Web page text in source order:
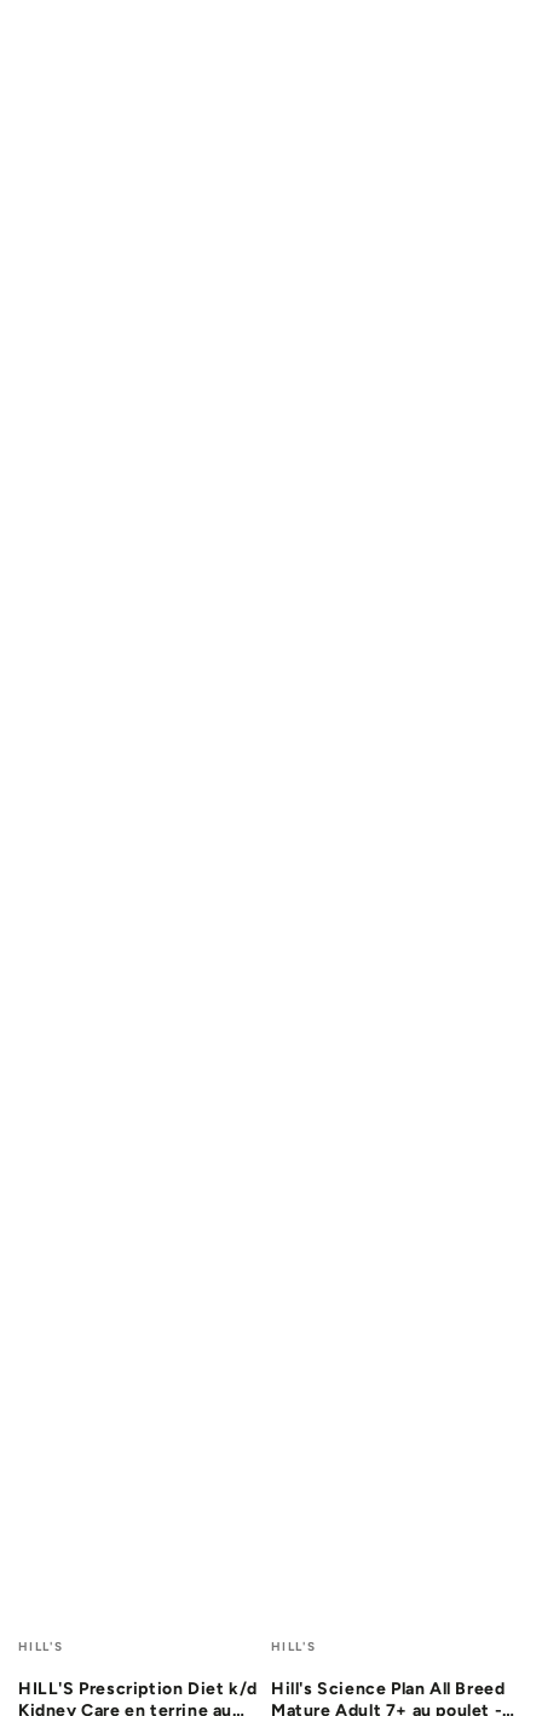
Fournisseur:
HILL'S
HILL'S Prescription Diet k/d
Kidney Care en terrine au
Fournisseur:
HILL'S
Hill's Science Plan All Breed
Mature Adult 7+ au poulet -